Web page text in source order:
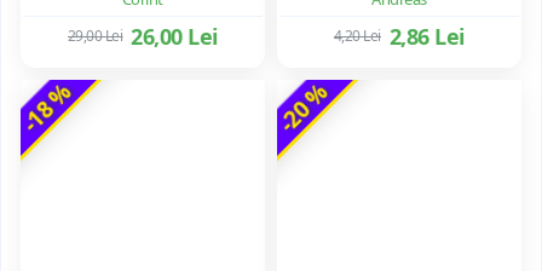
26,00 Lei
29,00 Lei 2,86 Lei
4,20 Lei
-18 % -20 %